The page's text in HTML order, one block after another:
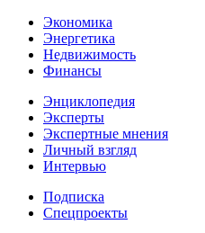
Экономика
Энергетика
Недвижимость
Финансы
Энциклопедия
Эксперты
Экспертные мнения
Личный взгляд
Интервью
Подписка
Спецпроекты